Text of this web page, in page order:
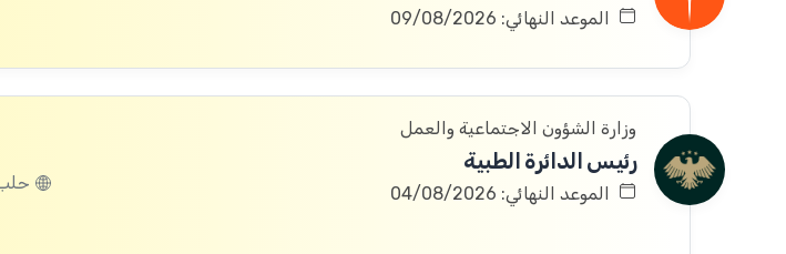
الموعد النهائي: 09/08/2026
وزارة الشؤون الاجتماعية والعمل
رئيس الدائرة الطبية
الموعد النهائي: 04/08/2026